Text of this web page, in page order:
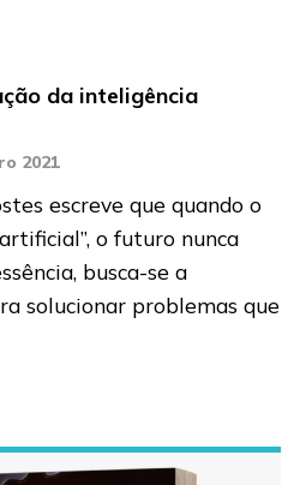
da inteligência
2021
escreve que quando o
o futuro nunca
busca-se a
solucionar problemas que